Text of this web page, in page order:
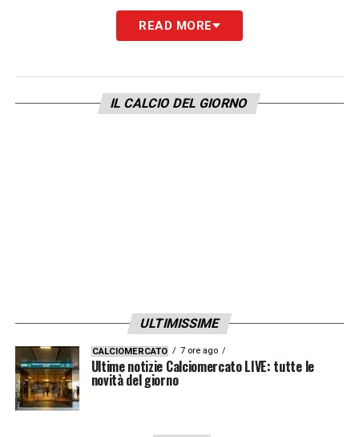
un’anteprima dei principali contenuti può
essere consultata già dalla sera precedente.
READ MORE
IL CALCIO DEL GIORNO
ULTIMISSIME
CALCIOMERCATO 7 ore ago
Ultime notizie Calciomercato LIVE: tutte le
novità del giorno